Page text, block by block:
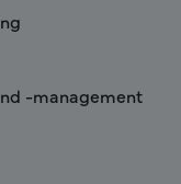
-management